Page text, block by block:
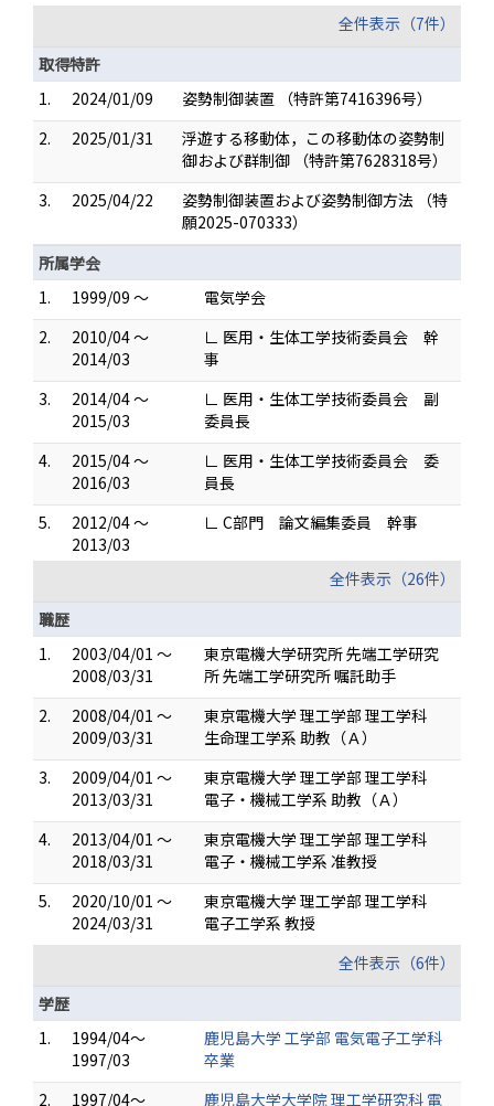
全件表示（7件）
取得特許
1.
2024/01/09
姿勢制御装置 （特許第7416396号）
2.
2025/01/31
浮遊する移動体，この移動体の姿勢制
御および群制御 （特許第7628318号）
3.
2025/04/22
姿勢制御装置および姿勢制御方法 （特
願2025-070333）
所属学会
1.
1999/09 ～
電気学会
2.
2010/04 ～
2014/03
∟ 医用・生体工学技術委員会 幹
事
3.
2014/04 ～
2015/03
∟ 医用・生体工学技術委員会 副
委員長
4.
2015/04 ～
2016/03
∟ 医用・生体工学技術委員会 委
員長
5.
2012/04 ～
2013/03
∟ C部門 論文編集委員 幹事
全件表示（26件）
職歴
1.
2003/04/01 ～
2008/03/31
東京電機大学研究所 先端工学研究
所 先端工学研究所 嘱託助手
2.
2008/04/01 ～
2009/03/31
東京電機大学 理工学部 理工学科
生命理工学系 助教（Ａ）
3.
2009/04/01 ～
2013/03/31
東京電機大学 理工学部 理工学科
電子・機械工学系 助教（Ａ）
4.
2013/04/01 ～
2018/03/31
東京電機大学 理工学部 理工学科
電子・機械工学系 准教授
5.
2020/10/01 ～
2024/03/31
東京電機大学 理工学部 理工学科
電子工学系 教授
全件表示（6件）
学歴
1.
1994/04～
1997/03
鹿児島大学 工学部 電気電子工学科
卒業
2.
1997/04～ 鹿児島大学大学院 理工学研究科 電